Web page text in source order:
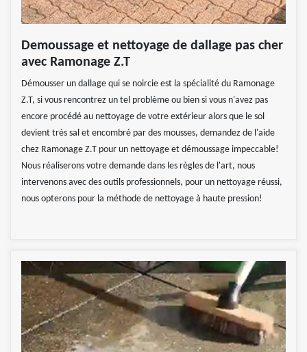
Demoussage et nettoyage de dallage pas cher
avec Ramonage Z.T
Démousser un dallage qui se noircie est la spécialité du Ramonage
Z.T, si vous rencontrez un tel problème ou bien si vous n'avez pas
encore procédé au nettoyage de votre extérieur alors que le sol
devient très sal et encombré par des mousses, demandez de l'aide
chez Ramonage Z.T pour un nettoyage et démoussage impeccable!
Nous réaliserons votre demande dans les règles de l'art, nous
intervenons avec des outils professionnels, pour un nettoyage réussi,
nous opterons pour la méthode de nettoyage à haute pression!